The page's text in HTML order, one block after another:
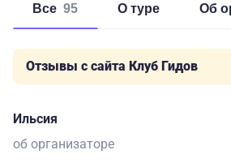
Все 95 о туре об
Отзывы с сайта Клуб Гидов
Ильсия
об организаторе